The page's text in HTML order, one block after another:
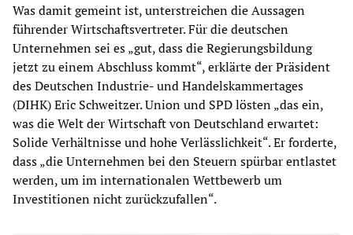
Was damit gemeint ist, unterstreichen die Aussagen
führender Wirtschaftsvertreter. Für die deutschen
Unternehmen sei es „gut, dass die Regierungsbildung
jetzt zu einem Abschluss kommt“, erklärte der Präsident
des Deutschen Industrie- und Handelskammertages
(DIHK) Eric Schweitzer. Union und SPD lösten „das ein,
was die Welt der Wirtschaft von Deutschland erwartet:
Solide Verhältnisse und hohe Verlässlichkeit“. Er forderte,
dass „die Unternehmen bei den Steuern spürbar entlastet
werden, um im internationalen Wettbewerb um
Investitionen nicht zurückzufallen“.